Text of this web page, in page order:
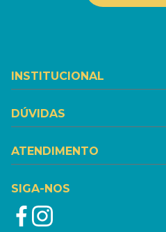
INSTITUCIONAL
DÚVIDAS
ATENDIMENTO
SIGA-NOS